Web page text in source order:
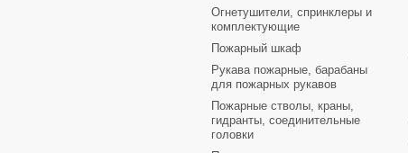
Огнетушители, спринклеры и
комплектующие
Пожарный шкаф
Рукава пожарные, барабаны
для пожарных рукавов
Пожарные стволы, краны,
гидранты, соединительные
головки